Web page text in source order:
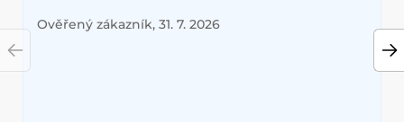
Ověřený zákazník, 31. 7. 2026